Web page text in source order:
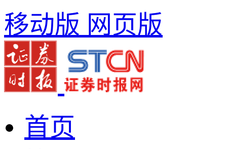
移动版 网页版
首页